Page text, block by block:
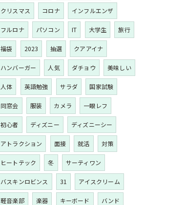
クリスマス コロナ インフルエンザ
フルロナ パソコン IT 大学生 旅行
福袋 2023 抽選 クアアイナ
ハンバーガー 人気 ダチョウ 美味しい
人体 英語勉強 サラダ 国家試験
同窓会 服装 カメラ 一眼レフ
初心者 ディズニー ディズニーシー
アトラクション 面接 就活 対策
ヒートテック 冬 サーティワン
バスキンロビンス 31 アイスクリーム
軽音楽部 楽器 キーボード バンド